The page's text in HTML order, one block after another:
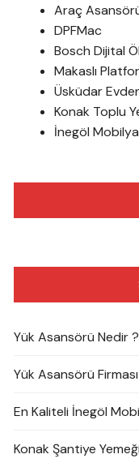
Araç
DPFMac
Bosch Dijital
Makaslı
Üsküdar
Konak Toplu
İnegöl
Yük Asansörü Nedir ?
Yük Asansörü Firması
En Kaliteli İnegöl
Konak Şantiye Yemeği